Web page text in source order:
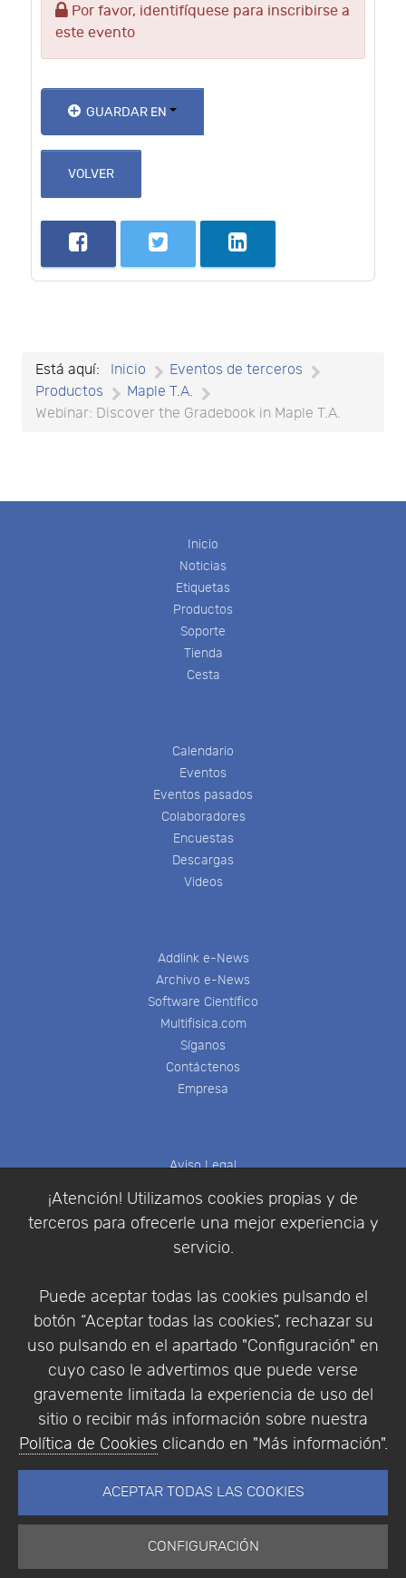
¡Atención! Utilizamos cookies propias y de
terceros para ofrecerle una mejor experiencia y
servicio.
Puede aceptar todas las cookies pulsando el
botón “Aceptar todas las cookies”, rechazar su
uso pulsando en el apartado "Configuración" en
cuyo caso le advertimos que puede verse
gravemente limitada la experiencia de uso del
sitio o recibir más información sobre nuestra
Política de Cookies clicando en "Más información".
ACEPTAR TODAS LAS COOKIES
CONFIGURACIÓN
Por favor, identifíquese para inscribirse a
este evento
GUARDAR EN
VOLVER
Está aquí: Inicio
Eventos de terceros
Productos
Maple T.A.
Webinar: Discover the Gradebook in Maple T.A.
Inicio
Noticias
Etiquetas
Productos
Soporte
Tienda
Cesta
Calendario
Eventos
Eventos pasados
Colaboradores
Encuestas
Descargas
Videos
Addlink e-News
Archivo e-News
Software Científico
Multifisica.com
Síganos
Contáctenos
Empresa
Aviso Legal
Política de Privacidad
Condiciones de compra
Identificarse
Empresa|Aviso Legal| Política de Privacidad |
Política de Cookies
© Copyright 1994 - 2026. Addlink Software
Científico, S.L.
Portugal.